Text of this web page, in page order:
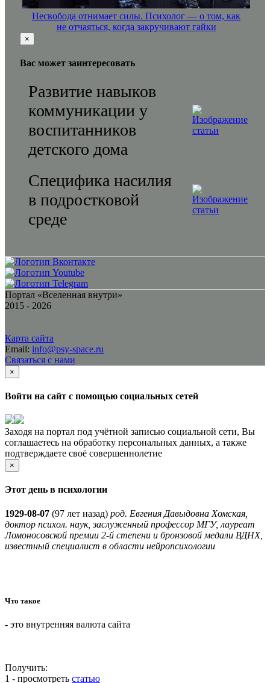
Несвобода отнимает силы. Психолог — о том, как
не отчаяться, когда закручивают гайки
×
Вас может заинтересовать
Развитие навыков
коммуникации у
воспитанников
детского дома
Специфика насилия
в подростковой
среде
Портал «Вселенная внутри»
2015 - 2026
Карта сайта
Email: info@psy-space.ru
Связаться с нами
×
Войти на сайт с помощью социальных сетей
Заходя на портал под учётной записью социальной сети, Вы
соглашаетесь на обработку персональных данных, а также
подтверждаете своё совершеннолетие
×
Этот день в психологии
1929-08-07 (97 лет назад) род. Евгения Давыдовна Хомская,
доктор психол. наук, заслуженный профессор МГУ, лауреат
Ломоносовской премии 2-й степени и бронзовой медали ВДНХ,
известный специалист в области нейропсихологии
Что такое
- это внутренняя валюта сайта
Получить:
1 - просмотреть статью